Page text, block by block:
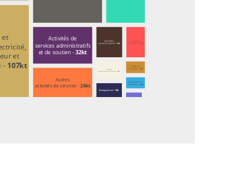
et
et
- 107kt
Activités de
services administratifs
et de soutien - 32kt
Autres
activités de services - 26kt
Agriculture,
sylviculture et pêche - 13kt
Information et
communication -
10kt
financières et d'assurance - 8kt
Enseignement - 7kt
Industries
extractives - 4kt
Hébergement et
restauration - 4kt